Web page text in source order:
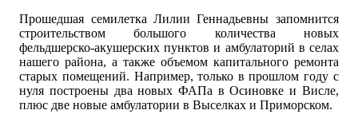
Прошедшая семилетка Лилии Геннадьевны запомнится
строительством большого количества новых
фельдшерско-акушерских пунктов и амбулаторий в селах
нашего района, а также объемом капитального ремонта
старых помещений. Например, только в прошлом году с
нуля построены два новых ФАПа в Осиновке и Висле,
плюс две новые амбулатории в Выселках и Приморском.